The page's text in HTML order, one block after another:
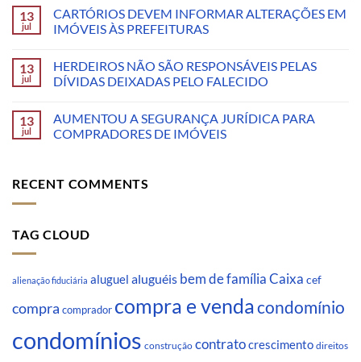
13
jul
CARTÓRIOS DEVEM INFORMAR ALTERAÇÕES EM
IMÓVEIS ÀS PREFEITURAS
13
jul
HERDEIROS NÃO SÃO RESPONSÁVEIS PELAS
DÍVIDAS DEIXADAS PELO FALECIDO
13
jul
AUMENTOU A SEGURANÇA JURÍDICA PARA
COMPRADORES DE IMÓVEIS
RECENT COMMENTS
TAG CLOUD
alienação fiduciária aluguel aluguéis bem de família Caixa cef
compra comprador compra e vendacondomínio
condomínios construção contratocrescimento direitos